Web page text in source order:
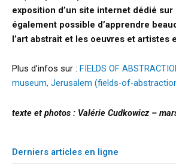
exposition d’un site internet dédié
également possible d’apprendre
l’art abstrait et les oeuvres et artistes
Plus d’infos sur : FIELDS OF
museum, Jerusalem (fields-of-
texte et photos : Valérie Cudkowicz –
Derniers articles en ligne